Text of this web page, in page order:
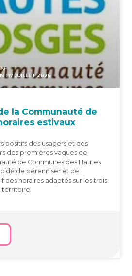
: 17 JUILLET 2026
la Com­mu­nau­té de
estivaux
positifs des usagers et des
des premières vagues de
de Communes des Hautes
de pérenniser et de
des horaires adaptés sur les trois
territoire.